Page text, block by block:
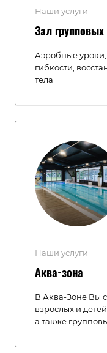
Наши услуги
Зал
Аэробные
гибкости,
тела
Наши услуги
Аква-зона
В Аква-Зоне Вы
взрослых и
а также